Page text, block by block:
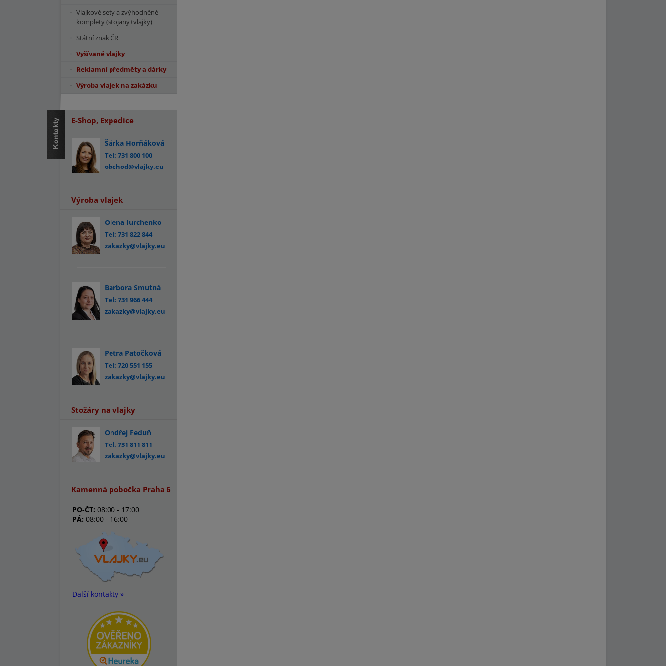
Vlajkové sety a zvýhodněné
komplety (stojany+vlajky)
Státní znak ČR
Vyšívané vlajky
Reklamní předměty a dárky
Výroba vlajek na zakázku
E-Shop, Expedice
Šárka Horňáková
Tel: 731 800 100
obchod@vlajky.eu
Výroba vlajek
Olena Iurchenko
Tel: 731 822 844
zakazky@vlajky.eu
Barbora Smutná
Tel: 731 966 444
zakazky@vlajky.eu
Petra Patočková
Tel: 720 551 155
zakazky@vlajky.eu
Stožáry na vlajky
Ondřej Feduň
Tel: 731 811 811
zakazky@vlajky.eu
Kamenná pobočka Praha 6
PO-ČT: 08:00 - 17:00
PÁ: 08:00 - 16:00
Další kontakty »